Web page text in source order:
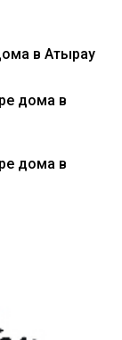
в Атырау
дома в
дома в